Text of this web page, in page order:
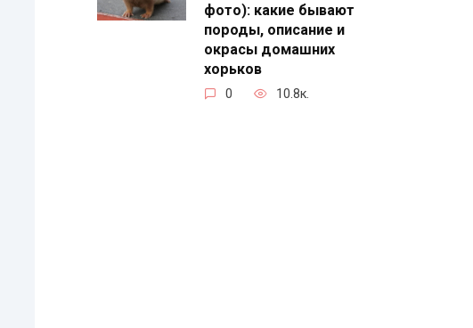
фото): какие бывают
породы, описание и
окрасы домашних
хорьков
0 10.8к.